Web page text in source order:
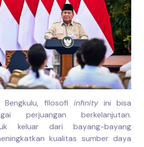
Bengkulu, filosofi infinityini bisa
perjuangan berkelanjutan.
keluar dari bayang-bayang
kualitas sumber daya